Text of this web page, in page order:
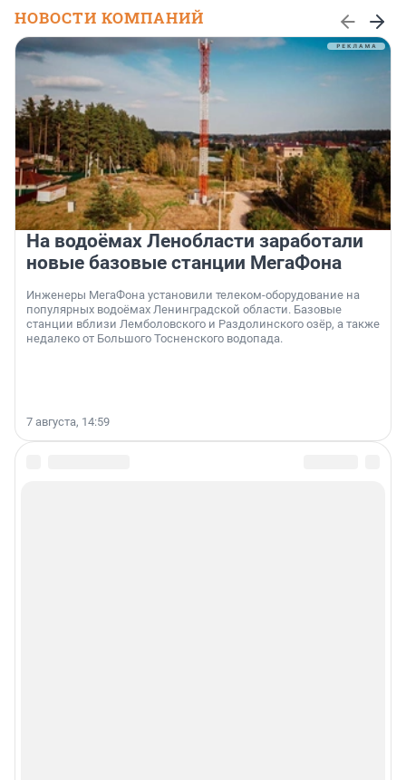
НОВОСТИ КОМПАНИЙ
На водоёмах Ленобласти заработали
новые базовые станции МегаФона
Инженеры МегаФона установили телеком-оборудование на
популярных водоёмах Ленинградской области. Базовые
станции вблизи Лемболовского и Раздолинского озёр, а также
недалеко от Большого Тосненского водопада.
7 августа, 14:59